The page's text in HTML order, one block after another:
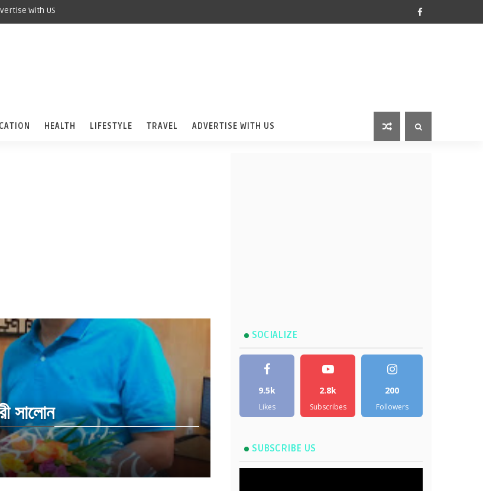
With US
HEALTH LIFESTYLE TRAVEL ADVERTISE WITH US
সালোন
SOCIALIZE
9.5k
Likes
2.8k
Subscribes
200
Followers
SUBSCRIBE US